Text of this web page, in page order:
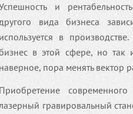
и
вида бизнеса
используется в
в этой сфере, но так
наверное, пора менять вектор
Приобретение
гравировальный